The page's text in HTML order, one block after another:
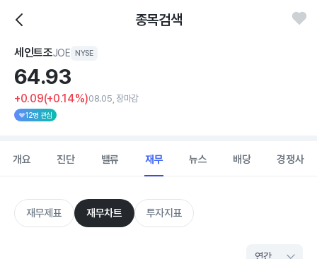
종목검색
세인트조JOE NYSE
64.93
+0.09(+0.14%)08.05, 장마감
12명 관심
개요 진단 밸류 재무 뉴스 배당 경쟁사
재무제표 재무차트 투자지표